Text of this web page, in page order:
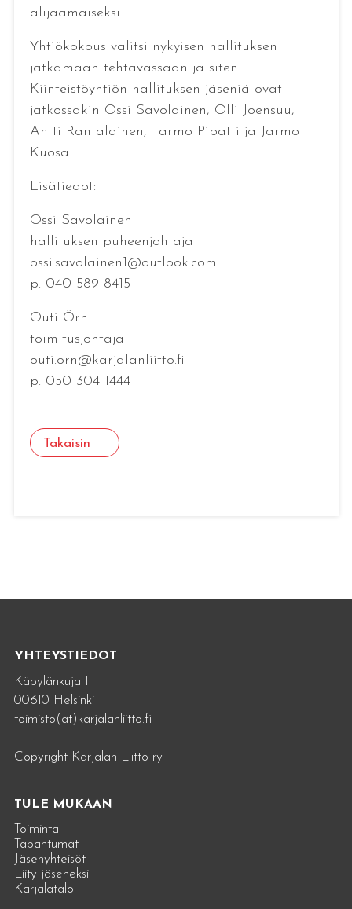
alijäämäiseksi.
Yhtiökokous valitsi nykyisen hallituksen
jatkamaan tehtävässään ja siten
Kiinteistöyhtiön hallituksen jäseniä ovat
jatkossakin Ossi Savolainen, Olli Joensuu,
Antti Rantalainen, Tarmo Pipatti ja Jarmo
Kuosa.
Lisätiedot:
Ossi Savolainen
hallituksen puheenjohtaja
ossi.savolainen1@outlook.com
p. 040 589 8415
Outi Örn
toimitusjohtaja
outi.orn@karjalanliitto.fi
p. 050 304 1444
Takaisin
YHTEYSTIEDOT
Käpylänkuja 1
00610 Helsinki
toimisto(at)karjalanliitto.fi
Copyright Karjalan Liitto ry
TULE MUKAAN
Toiminta
Tapahtumat
Jäsenyhteisöt
Liity jäseneksi
Karjalatalo